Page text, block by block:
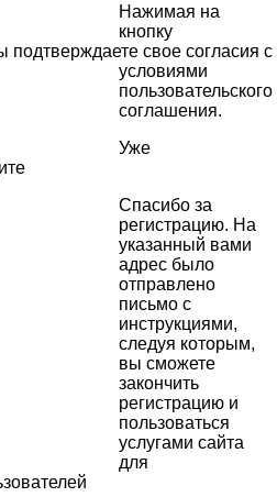
Нажимая на
кнопку
подтверждаете свое согласия с
условиями
пользовательского
соглашения.
Уже
Спасибо за
регистрацию. На
указанный вами
адрес было
отправлено
письмо с
инструкциями,
следуя которым,
вы сможете
закончить
регистрацию и
пользоваться
услугами сайта
для